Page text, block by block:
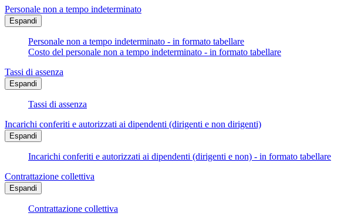
Personale non a tempo indeterminato
Espandi
Personale non a tempo indeterminato - in formato tabellare
Costo del personale non a tempo indeterminato - in formato tabellare
Tassi di assenza
Espandi
Tassi di assenza
Incarichi conferiti e autorizzati ai dipendenti (dirigenti e non dirigenti)
Espandi
Incarichi conferiti e autorizzati ai dipendenti (dirigenti e non) - in formato tabellare
Contrattazione collettiva
Espandi
Contrattazione collettiva